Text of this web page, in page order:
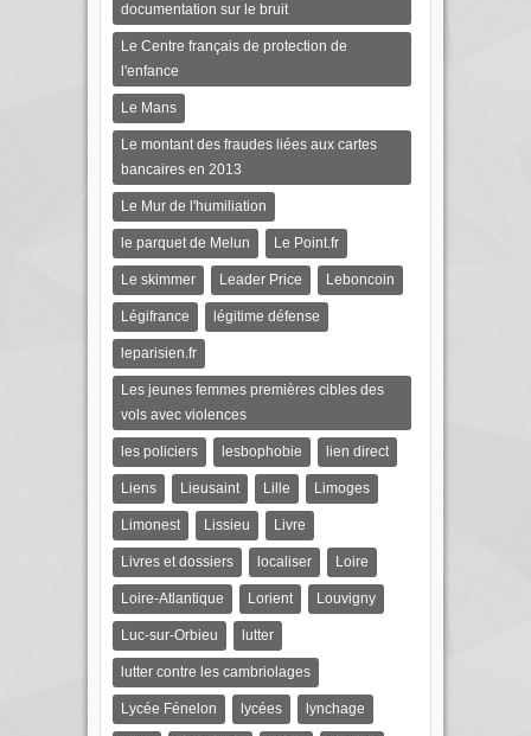
documentation sur le bruit
Le Centre français de protection de
l'enfance
Le Mans
Le montant des fraudes liées aux cartes
bancaires en 2013
Le Mur de l'humiliation
le parquet de Melun Le Point.fr
Le skimmer Leader Price Leboncoin
Légifrance légitime défense
leparisien.fr
Les jeunes femmes premières cibles des
vols avec violences
les policiers lesbophobie lien direct
Liens Lieusaint Lille Limoges
Limonest Lissieu Livre
Livres et dossiers localiser Loire
Loire-Atlantique Lorient Louvigny
Luc-sur-Orbieu lutter
lutter contre les cambriolages
Lycée Fénelon lycées lynchage